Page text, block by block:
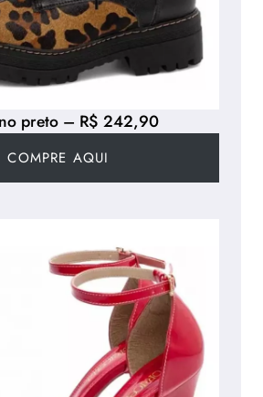
preto – R$ 242,90
COMPRE AQUI